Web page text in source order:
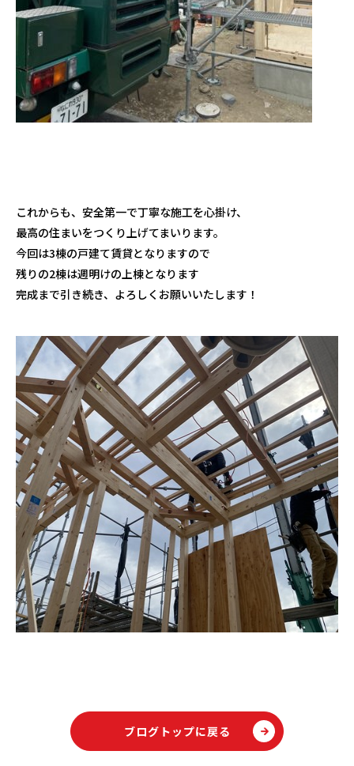
これからも、安全第一で丁寧な施工を心掛け、
最高の住まいをつくり上げてまいります。
今回は3棟の戸建て賃貸となりますので
残りの2棟は週明けの上棟となります
完成まで引き続き、よろしくお願いいたします！
ブログトップに戻る